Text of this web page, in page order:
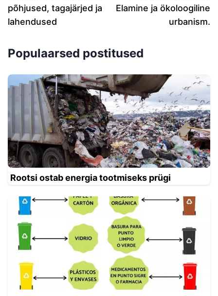
põhjused, tagajärjed ja
lahendused
Elamine ja ökoloogiline
urbanism.
Populaarsed postitused
Rootsi ostab energia tootmiseks prügi